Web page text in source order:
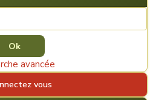
avancée
vous